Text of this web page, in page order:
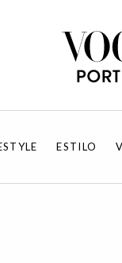
ESTILO